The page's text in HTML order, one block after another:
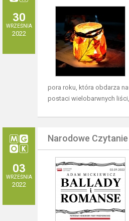
30
WRZEŚNIA
2022
pora roku, która obdarza
postaci wielobarwnych
03
WRZEŚNIA
2022
Narodowe